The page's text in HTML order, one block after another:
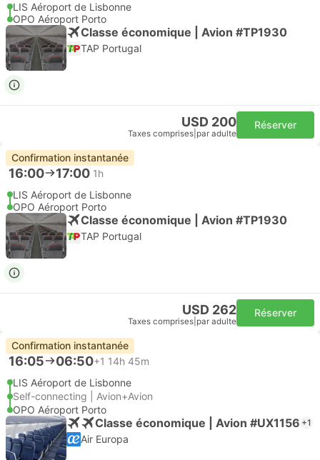
LIS Aéroport de Lisbonne
OPO Aéroport Porto
Classe économique | Avion #TP1930
TAP Portugal
USD 200
Taxes comprises par adulte
Réserver
Confirmation instantanée
16:00 17:00 1h
LIS Aéroport de Lisbonne
OPO Aéroport Porto
Classe économique | Avion #TP1930
TAP Portugal
USD 262
Taxes comprises par adulte
Réserver
Confirmation instantanée
16:05 06:50+1 14h 45m
LIS Aéroport de Lisbonne
Self-connecting | Avion+Avion
OPO Aéroport Porto
Classe économique | Avion #UX1156 +1
Air Europa